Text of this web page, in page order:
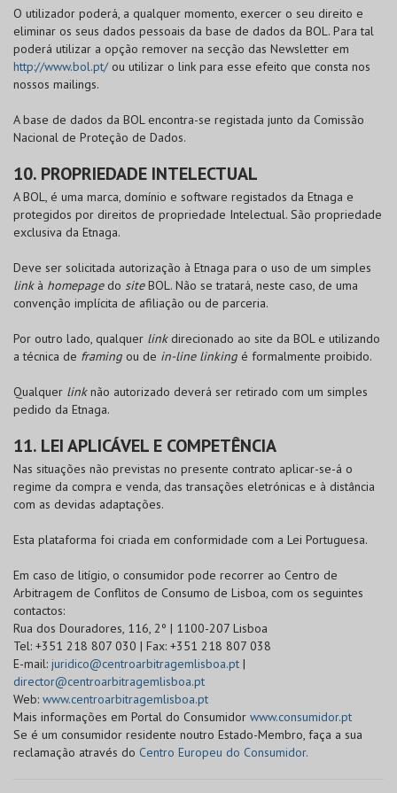
O utilizador poderá, a qualquer momento, exercer o seu direito e
eliminar os seus dados pessoais da base de dados da BOL. Para tal
poderá utilizar a opção remover na secção das Newsletter em
http://www.bol.pt/ou utilizar o link para esse efeito que consta nos
nossos mailings.
A base de dados da BOLencontra-se registada junto da Comissão
Nacional de Proteção de Dados.
10. PROPRIEDADE INTELECTUAL
ABOL, é uma marca, domínio e software registados da Etnaga e
protegidos por direitos de propriedade Intelectual. São propriedade
exclusiva da Etnaga.
Deve ser solicitada autorização à Etnaga para o uso de um simples
linkà homepagedo site BOL. Não se tratará, neste caso, de uma
convenção implícita de afiliação ou de parceria.
Por outro lado, qualquer linkdirecionado ao site da BOLe utilizando
a técnica de framing ou de in-line linking é formalmente proibido.
Qualquer linknão autorizado deverá ser retirado com um simples
pedido da Etnaga.
11. LEI APLICÁVEL E COMPETÊNCIA
Nas situações não previstas no presente contrato aplicar-se-á o
regime da compra e venda, das transações eletrónicas e à distância
com as devidas adaptações.
Esta plataforma foi criada em conformidade com a Lei Portuguesa.
Em caso de litígio, o consumidor pode recorrer ao Centro de
Arbitragem de Conflitos de Consumo de Lisboa, com os seguintes
contactos:
Rua dos Douradores, 116, 2º | 1100-207 Lisboa
Tel: +351 218 807 030 | Fax: +351 218 807 038
E-mail: juridico@centroarbitragemlisboa.pt |
director@centroarbitragemlisboa.pt
Web: www.centroarbitragemlisboa.pt
Mais informações em Portal do Consumidor www.consumidor.pt
Se é um consumidor residente noutro Estado-Membro, faça a sua
reclamação através do Centro Europeu do Consumidor.